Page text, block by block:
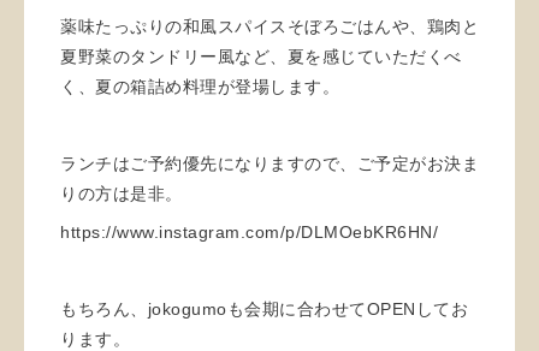
薬味たっぷりの和風スパイスそぼろごはんや、鶏肉と
夏野菜のタンドリー風など、夏を感じていただくべ
く、夏の箱詰め料理が登場します。
ランチはご予約優先になりますので、ご予定がお決ま
りの方は是非。
https://www.instagram.com/p/DLMOebKR6HN/
もちろん、jokogumoも会期に合わせてOPENしてお
ります。